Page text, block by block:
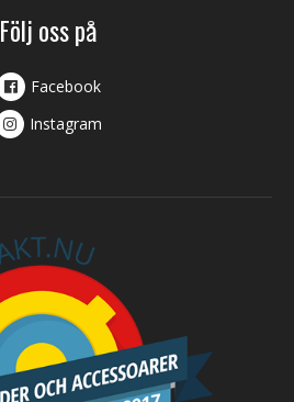
Följ oss på
Facebook
Instagram